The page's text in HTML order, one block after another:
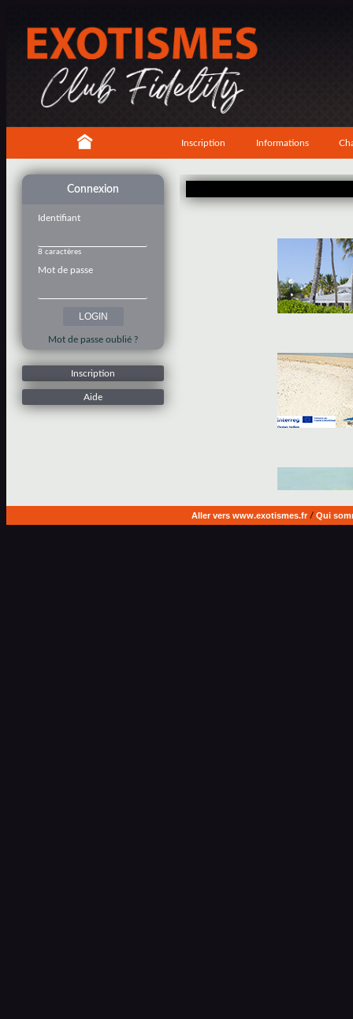
Inscription Informations
Connexion
Identifiant
8 caractères
Mot de passe
Mot de passe oublié ?
Inscription
Aide
Aller vers www.exotismes.fr/ Qui